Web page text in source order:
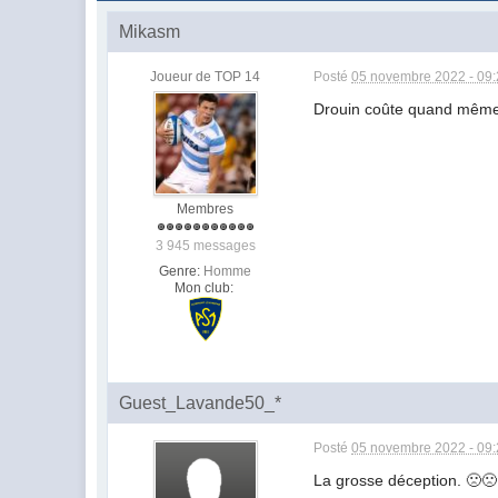
Mikasm
Joueur de TOP 14
Membres
3 945 messages
Genre: Homme
Mon club:
Posté05 novembre 2022 -
Drouin coûte quand
Guest_Lavande50_*
Posté05 novembre 2022 -
La grosse déception. 🙁🙁